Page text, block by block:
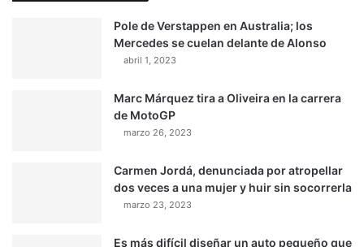
Pole de Verstappen en Australia; los
Mercedes se cuelan delante de Alonso
abril 1, 2023
Marc Márquez tira a Oliveira en la carrera
de MotoGP
marzo 26, 2023
Carmen Jordá, denunciada por atropellar
dos veces a una mujer y huir sin socorrerla
marzo 23, 2023
Es más difícil diseñar un auto pequeño que